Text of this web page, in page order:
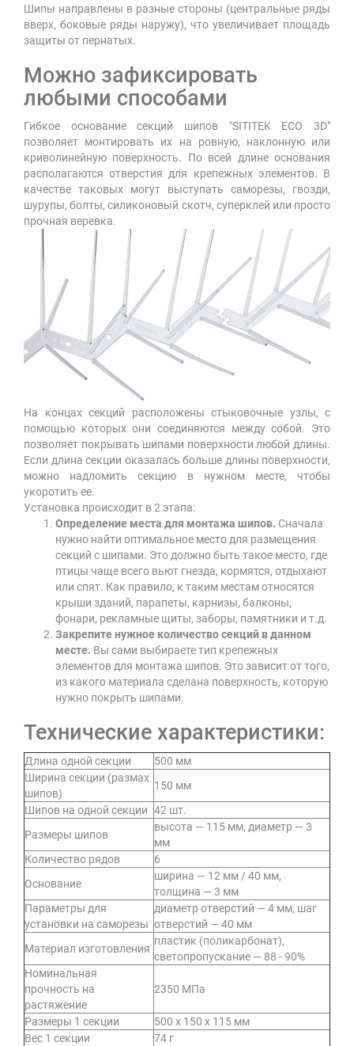
Шипы направлены в разные стороны (центральные ряды
вверх, боковые ряды наружу), что увеличивает площадь
защиты от пернатых.
Можно зафиксировать
любыми способами
Гибкое основание секций шипов "SITITEK ECO 3D"
позволяет монтировать их на ровную, наклонную или
криволинейную поверхность. По всей длине основания
располагаются отверстия для крепежных элементов. В
качестве таковых могут выступать саморезы, гвозди,
шурупы, болты, силиконовый скотч, суперклей или просто
прочная веревка.
На концах секций расположены стыковочные узлы, с
помощью которых они соединяются между собой. Это
позволяет покрывать шипами поверхности любой длины.
Если длина секции оказалась больше длины поверхности,
можно надломить секцию в нужном месте, чтобы
укоротить ее.
Установка происходит в 2 этапа:
Определение места для монтажа шипов. Сначала
нужно найти оптимальное место для размещения
секций с шипами. Это должно быть такое место, где
птицы чаще всего вьют гнезда, кормятся, отдыхают
или спят. Как правило, к таким местам относятся
крыши зданий, парапеты, карнизы, балконы,
фонари, рекламные щиты, заборы, памятники и т.д.
Закрепите нужное количество секций в данном
месте. Вы сами выбираете тип крепежных
элементов для монтажа шипов. Это зависит от того,
из какого материала сделана поверхность, которую
нужно покрыть шипами.
Технические характеристики:
Длина одной секции
500 мм
Ширина секции (размах
шипов)
150 мм
Шипов на одной секции 42 шт.
Размеры шипов
высота — 115 мм, диаметр — 3
мм
Количество рядов
6
Основание
ширина — 12 мм / 40 мм,
толщина — 3 мм
Параметры для
установки на саморезы
диаметр отверстий — 4 мм, шаг
отверстий — 40 мм
Материал изготовления
пластик (поликарбонат),
светопропускание — 88 - 90%
Номинальная
прочность на
растяжение
2350 МПа
Размеры 1 секции
500 х 150 х 115 мм
Вес 1 секции
74 г